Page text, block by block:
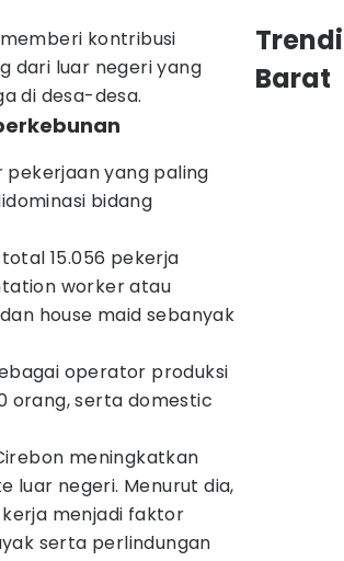
kontribusi
dari luar negeri yang
di desa-desa.
pekerjaan yang paling
bidang
15.056 pekerja
worker atau
house maid sebanyak
operator produksi
orang, serta domestic
meningkatkan
luar negeri. Menurut dia,
menjadi faktor
serta perlindungan
Barat